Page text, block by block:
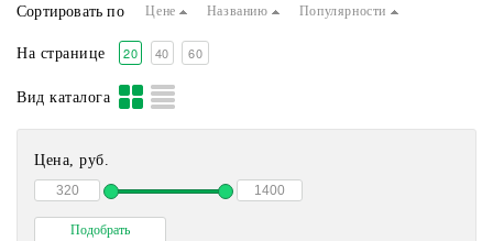
Сортировать по Цене Названию Популярности
На странице 20 40 60
Вид каталога
Цена, руб.